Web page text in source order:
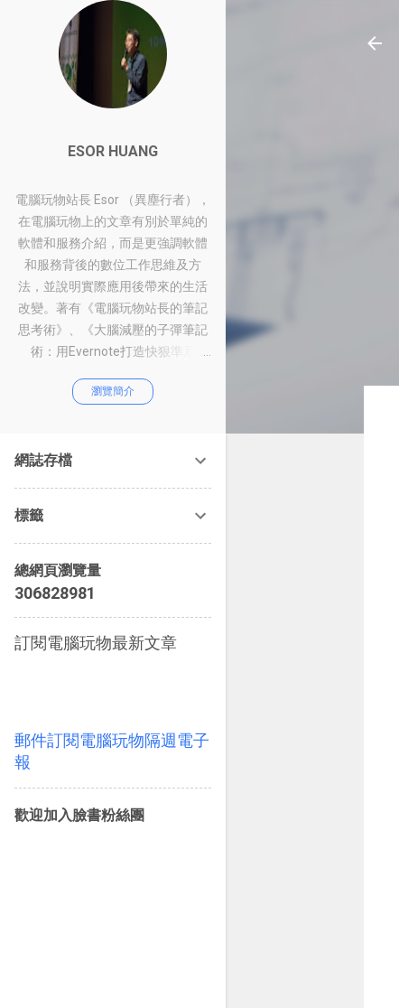
ESOR HUANG
電腦玩物站長 Esor （異塵行者），
在電腦玩物上的文章有別於單純的
軟體和服務介紹，而是更強調軟體
和服務背後的數位工作思維及方
法，並說明實際應用後帶來的生活
改變。著有《電腦玩物站長的筆記
思考術》、《大腦減壓的子彈筆記
術：用Evernote打造快狠準系
作術：從職場到人生的100個聰明
瀏覽簡介
網誌存檔
標籤
總網頁瀏覽量
306828981
訂閱電腦玩物最新文章
郵件訂閱電腦玩物隔週電子
報
歡迎加入臉書粉絲團